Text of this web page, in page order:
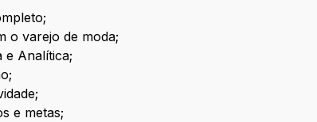
o varejo de moda;
e Analítica;
e metas;